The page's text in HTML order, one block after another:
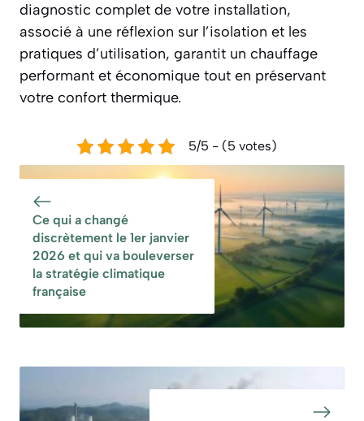
diagnostic complet de votre installation,
associé à une réflexion sur l’isolation et les
pratiques d’utilisation, garantit un chauffage
performant et économique tout en préservant
votre confort thermique.
5/5 - (5 votes)
Ce qui a changé
discrètement le 1er janvier
2026 et qui va bouleverser
la stratégie climatique
française